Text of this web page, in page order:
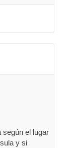
según el lugar
y si